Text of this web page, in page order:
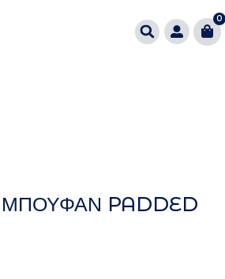
0
ΜΠΟΥΦΑΝ PADDED